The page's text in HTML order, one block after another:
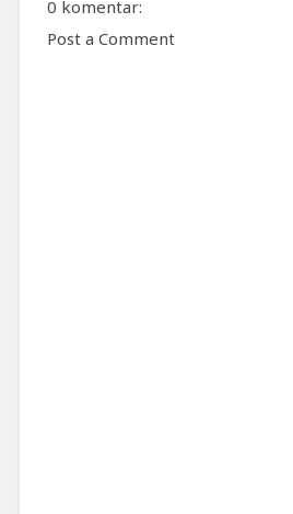
0 komentar:
Post a Comment